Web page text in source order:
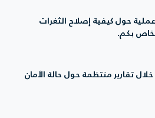
حول كيفية إصلاح الثغرات
بكم.
تقارير منتظمة حول حالة الأمان